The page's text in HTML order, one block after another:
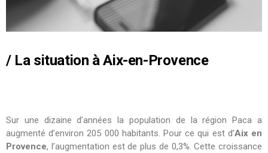
/ La situation à Aix-en-Provence
Sur une dizaine d’années la population de la région Paca a
augmenté d’environ 205 000 habitants. Pour ce qui est d’Aix en
Provence, l’augmentation est de plus de 0,3%. Cette croissance